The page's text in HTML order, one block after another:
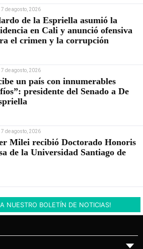
de agosto, 2026
de la Espriella asumió la
en Cali y anunció ofensiva
el crimen y la corrupción
de agosto, 2026
un país con innumerables
presidente del Senado a De
de agosto, 2026
Milei recibió Doctorado Honoris
de la Universidad Santiago de
A NUESTRO BOLETÍN DE NOTICIAS!
▼